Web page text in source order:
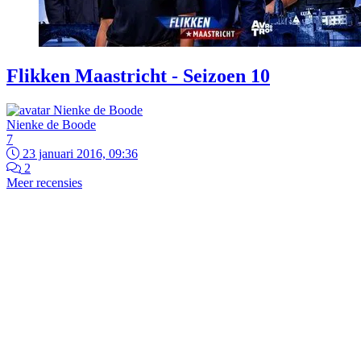
Flikken Maastricht - Seizoen 10
Nienke de Boode
7
23 januari 2016, 09:36
2
Meer recensies